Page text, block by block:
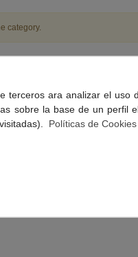
category.
Politicas
Términos
terceros ara analizar el uso
sobre la base de un perfil
Políticas de Cookies